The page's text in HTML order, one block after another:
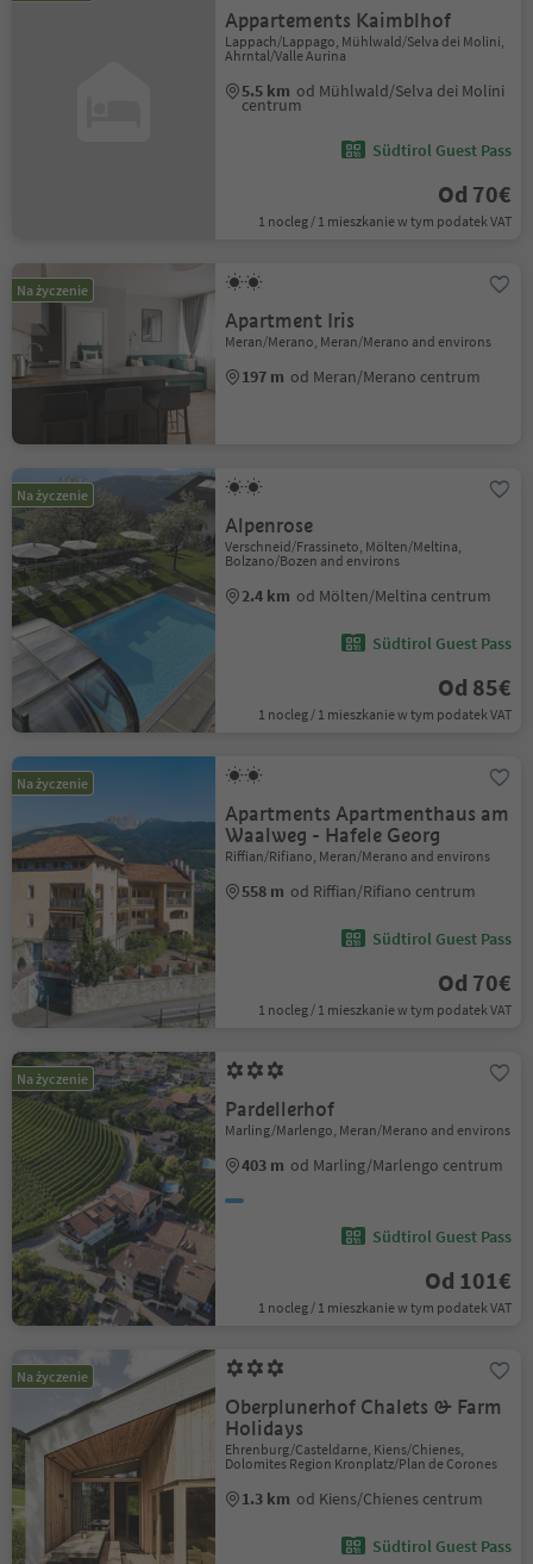
Appartements Kaimblhof
Lappach/Lappago, Mühlwald/Selva dei Molini,
Ahrntal/Valle Aurina
5.5 km od Mühlwald/Selva dei Molini
centrum
Südtirol Guest Pass
Od 70€
1 nocleg / 1 mieszkanie w tym podatek VAT
Na życzenie
Apartment Iris
Meran/Merano, Meran/Merano and environs
197 m od Meran/Merano centrum
Na życzenie
Alpenrose
Verschneid/Frassineto, Mölten/Meltina,
Bolzano/Bozen and environs
2.4 km od Mölten/Meltina centrum
Südtirol Guest Pass
Od 85€
1 nocleg / 1 mieszkanie w tym podatek VAT
Na życzenie
Apartments Apartmenthaus am
Waalweg - Hafele Georg
Riffian/Rifiano, Meran/Merano and environs
558 m od Riffian/Rifiano centrum
Südtirol Guest Pass
Od 70€
1 nocleg / 1 mieszkanie w tym podatek VAT
Na życzenie
Pardellerhof
Marling/Marlengo, Meran/Merano and environs
403 m od Marling/Marlengo centrum
Südtirol Guest Pass
Od 101€
1 nocleg / 1 mieszkanie w tym podatek VAT
Na życzenie
Oberplunerhof Chalets & Farm
Holidays
Ehrenburg/Casteldarne, Kiens/Chienes,
Dolomites Region Kronplatz/Plan de Corones
1.3 km od Kiens/Chienes centrum
Südtirol Guest Pass